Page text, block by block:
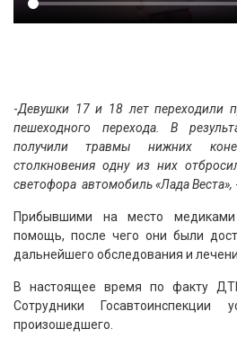
-Девушки 17 и 18 лет переходили
пешеходного перехода. В
получили травмы нижних
столкновения одну из них
светофора автомобиль «Лада Веста»,
Прибывшими на место
помощь, после чего они были
дальнейшего обследования и
В настоящее время по факту
Сотрудники Госавтоинспекции
произошедшего.